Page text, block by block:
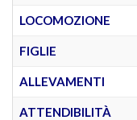
LOCOMOZIONE
FIGLIE
ALLEVAMENTI
ATTENDIBILITÀ